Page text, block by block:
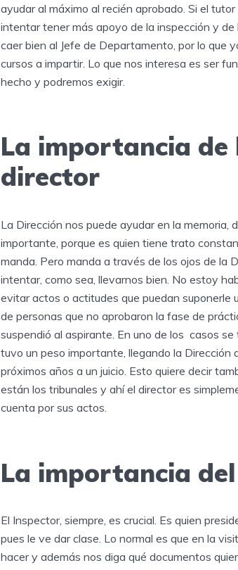
ayudar al máximo al recién aprobado. Si el
intentar tener más apoyo de la inspección y
caer bien al Jefe de Departamento, por lo que
cursos a impartir. Lo que nos interesa es ser
hecho y podremos exigir.
La importancia de
director
La Dirección nos puede ayudar en la
importante, porque es quien tiene trato
manda. Pero manda a través de los ojos de la
intentar, como sea, llevarnos bien. No estoy
evitar actos o actitudes que puedan suponerle
de personas que no aprobaron la fase de
suspendió al aspirante. En uno de los casos
tuvo un peso importante, llegando la Dirección
próximos años a un juicio. Esto quiere decir
están los tribunales y ahí el director es
cuenta por sus actos.
La importancia
El Inspector, siempre, es crucial. Es quien
pues le ve dar clase. Lo normal es que en la
hacer y además nos diga qué documentos